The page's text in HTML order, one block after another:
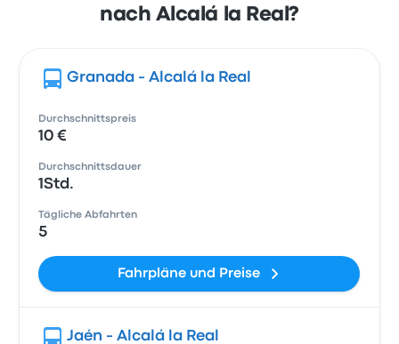
nach Alcalá la Real?
Granada - Alcalá la Real
Durchschnittspreis
10 €
Durchschnittsdauer
1Std.
Tägliche Abfahrten
5
Fahrpläne und Preise
Jaén - Alcalá la Real